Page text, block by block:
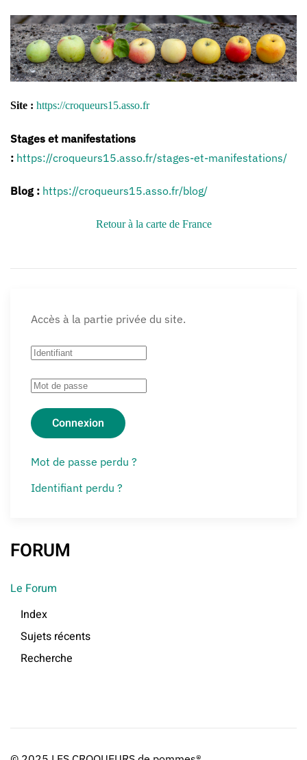
Site : https://croqueurs15.asso.fr
Stages et manifestations
: https://croqueurs15.asso.fr/stages-et-manifestations/
Blog : https://croqueurs15.asso.fr/blog/
Retour à la carte de France
Accès à la partie privée du site.
Connexion
Mot de passe perdu ?
Identifiant perdu ?
FORUM
Le Forum
Index
Sujets récents
Recherche